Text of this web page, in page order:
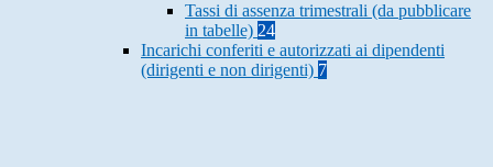
Tassi di assenza trimestrali (da pubblicare
in tabelle) 24
Incarichi conferiti e autorizzati ai dipendenti
(dirigenti e non dirigenti) 7